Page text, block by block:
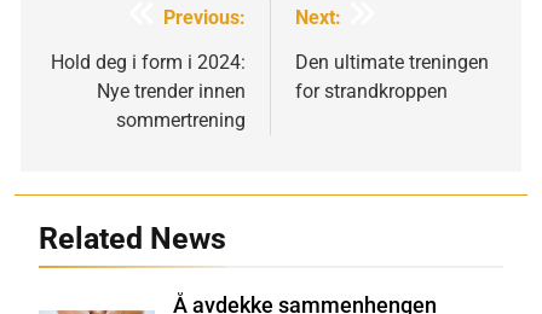
Innleggsnavigering
Previous:
Hold deg i form i 2024:
Nye trender innen
sommertrening
Next:
Den ultimate treningen
for strandkroppen
Related News
Å avdekke sammenhengen